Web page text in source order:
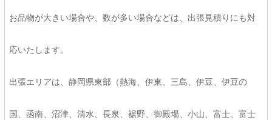
お品物が大きい場合や、数が多い場合などは、出張見積りにも対
応いたします。
出張エリアは、静岡県東部（熱海、伊東、三島、伊豆、伊豆の
国、函南、沼津、清水、長泉、裾野、御殿場、小山、富士、富士